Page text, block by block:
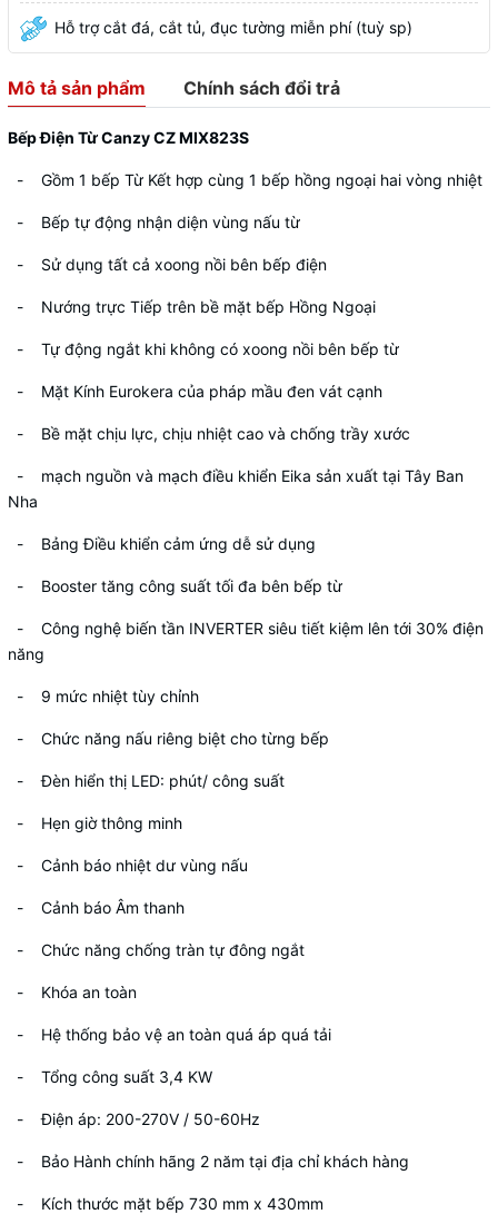
Hỗ trợ cắt đá, cắt tủ, đục tường miễn phí (tuỳ sp)
Mô tả sản phẩm Chính sách đổi trả
Bếp Điện Từ Canzy CZ MIX823S
- Gồm 1 bếp Từ Kết hợp cùng 1 bếp hồng ngoại hai vòng nhiệt
- Bếp tự động nhận diện vùng nấu từ
- Sử dụng tất cả xoong nồi bên bếp điện
- Nướng trực Tiếp trên bề mặt bếp Hồng Ngoại
- Tự động ngắt khi không có xoong nồi bên bếp từ
- Mặt Kính Eurokera của pháp mầu đen vát cạnh
- Bề mặt chịu lực, chịu nhiệt cao và chống trầy xước
- mạch nguồn và mạch điều khiển Eika sản xuất tại Tây Ban
Nha
- Bảng Điều khiển cảm ứng dễ sử dụng
- Booster tăng công suất tối đa bên bếp từ
- Công nghệ biến tần INVERTER siêu tiết kiệm lên tới 30% điện
năng
- 9 mức nhiệt tùy chỉnh
- Chức năng nấu riêng biệt cho từng bếp
- Đèn hiển thị LED: phút/ công suất
- Hẹn giờ thông minh
- Cảnh báo nhiệt dư vùng nấu
- Cảnh báo Âm thanh
- Chức năng chống tràn tự đông ngắt
- Khóa an toàn
- Hệ thống bảo vệ an toàn quá áp quá tải
- Tổng công suất 3,4 KW
- Điện áp: 200-270V / 50-60Hz
- Bảo Hành chính hãng 2 năm tại địa chỉ khách hàng
- Kích thước mặt bếp 730 mm x 430mm